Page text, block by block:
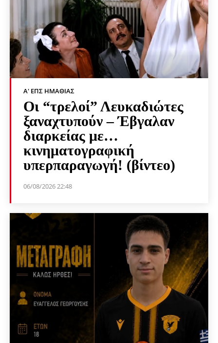
Α' ΕΠΣ ΗΜΑΘΊΑΣ
Οι “τρελοί” Λευκαδιώτες
ξαναχτυπούν – Έβγαλαν
διαρκείας με…
κινηματογραφική
υπερπαραγωγή! (βίντεο)
06/08/2026 22:48